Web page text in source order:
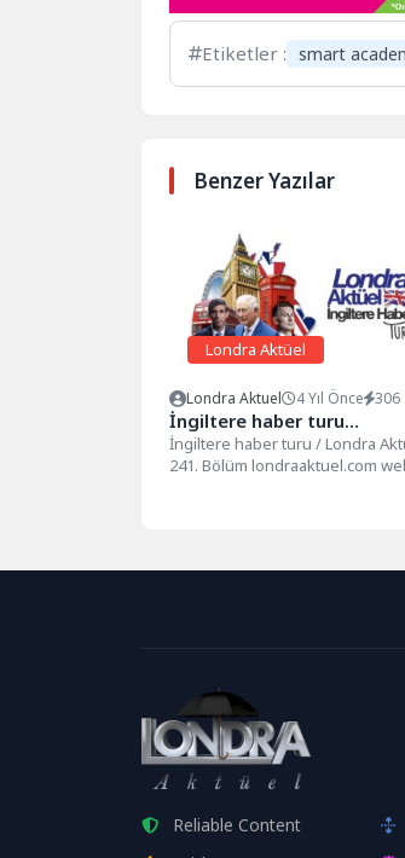
Etiketler : smart
Benzer Yazılar
Londra Aktüel
Londra Aktuel 4 Yıl Önce 306
İngiltere haber turu…
İngiltere haber turu / Londra
241. Bölüm londraaktuel.com
Reliable Content